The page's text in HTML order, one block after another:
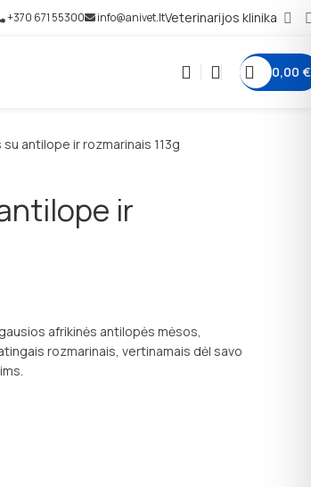
+370 671 55300 info@anivet.ltVeterinarijos klinika
0,00 €
antilope ir rozmarinais 113g
ir
afrikinės antilopės mėsos,
rozmarinais, vertinamais dėl savo